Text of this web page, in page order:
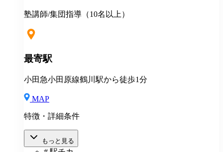
入社祝金（最大40万円支給） ★地方からの上京入社、
伴う場合 住居の斡旋 引越し費用一部補助（25万円～35
塾講師/集団指導（10名以上）
最寄駅
小田急小田原線鶴川駅から徒歩1分
MAP
特徴・詳細条件
もっと見る